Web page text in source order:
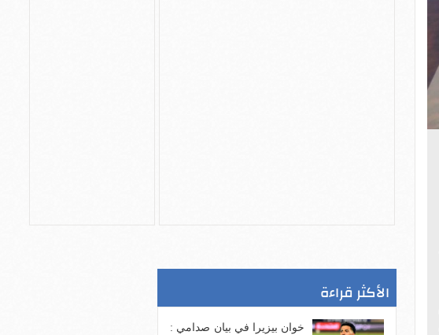
الأكثر قراءة
خوان بيزيرا في بيان صدامي :